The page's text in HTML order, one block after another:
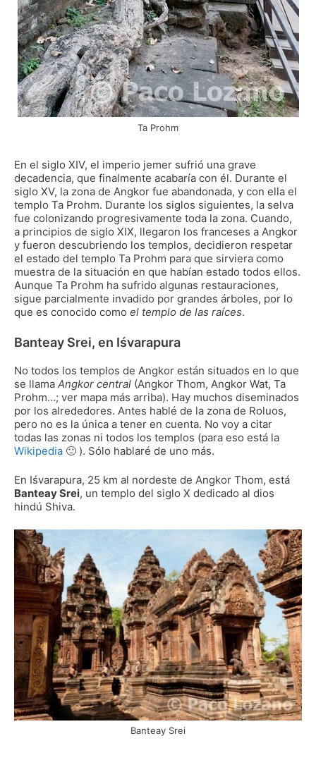
Ta Prohm
En el siglo XIV, el imperio jemer sufrió una grave
decadencia, que finalmente acabaría con él. Durante el
siglo XV, la zona de Angkor fue abandonada, y con ella el
templo Ta Prohm. Durante los siglos siguientes, la selva
fue colonizando progresivamente toda la zona. Cuando,
a principios de siglo XIX, llegaron los franceses a Angkor
y fueron descubriendo los templos, decidieron respetar
el estado del templo Ta Prohm para que sirviera como
muestra de la situación en que habían estado todos ellos.
Aunque Ta Prohm ha sufrido algunas restauraciones,
sigue parcialmente invadido por grandes árboles, por lo
que es conocido como el templo de las raíces.
Banteay Srei, en Iśvarapura
No todos los templos de Angkor están situados en lo que
se llama Angkor central (Angkor Thom, Angkor Wat, Ta
Prohm…; ver mapa más arriba). Hay muchos diseminados
por los alrededores. Antes hablé de la zona de Roluos,
pero no es la única a tener en cuenta. No voy a citar
todas las zonas ni todos los templos (para eso está la
Wikipedia 🙂 ). Sólo hablaré de uno más.
En Iśvarapura, 25 km al nordeste de Angkor Thom, está
Banteay Srei, un templo del siglo X dedicado al dios
hindú Shiva.
Banteay Srei